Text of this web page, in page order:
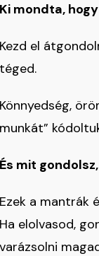
Ki mondta,
Kezd el
téged.
Könnyedség,
munkát”
És mit
Ezek a mantrák
Ha elolvasod,
varázsolni